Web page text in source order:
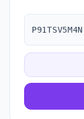
P91TSV5M4N